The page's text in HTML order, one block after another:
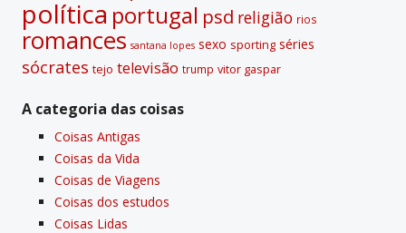
polí­tica portugal psd religião rios
romances santana lopes sexo sporting séries
sócrates tejo televisão trump vitor gaspar
A categoria das coisas
Coisas Antigas
Coisas da Vida
Coisas de Viagens
Coisas dos estudos
Coisas Lidas